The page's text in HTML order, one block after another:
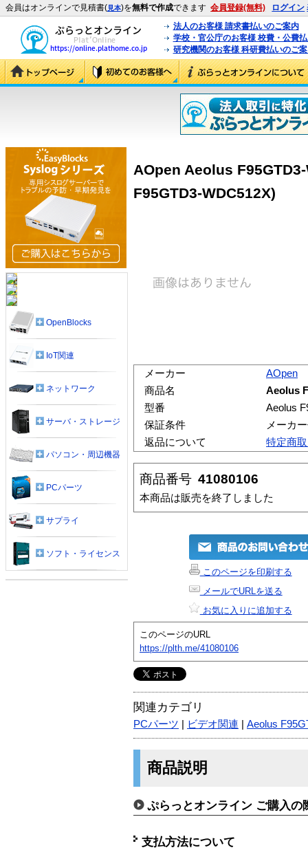
会員はオンラインで見積書(見本)を無料で作成できます 会員登録(無料) ログイン
法人のお客様 請求書払いのご案内
学校・官公庁のお客様 校費・公費
研究機関のお客様 科研費払いのご
AOpen Aeolus
F95GTD3-WDC512X)
メーカー
AOpen
商品名
Aeolus
型番
Aeolus
保証条件
メーカ
返品について
特定商
商品番号 41080106
本商品は販売を終了しました
このページを印刷する
メールでURLを送る
お気に入りに追加する
このページのURL
https://plth.me/41080106
関連カテゴリ
PCパーツ ビデオ関連 Aeolus
商品説明
ぷらっとオンライン ご購入の
支払方法について
OpenBlocks
IoT関連
ネットワーク
サーバ・ストレージ
パソコン・周辺機器
PCパーツ
サプライ
ソフト・ライセンス